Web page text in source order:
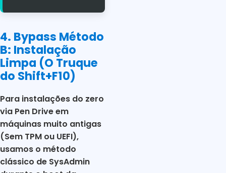
4. Bypass Método
B: Instalação
Limpa (O Truque
do Shift+F10)
Para instalações do zero
via Pen Drive em
máquinas muito antigas
(Sem TPM ou UEFI),
usamos o método
clássico de SysAdmin